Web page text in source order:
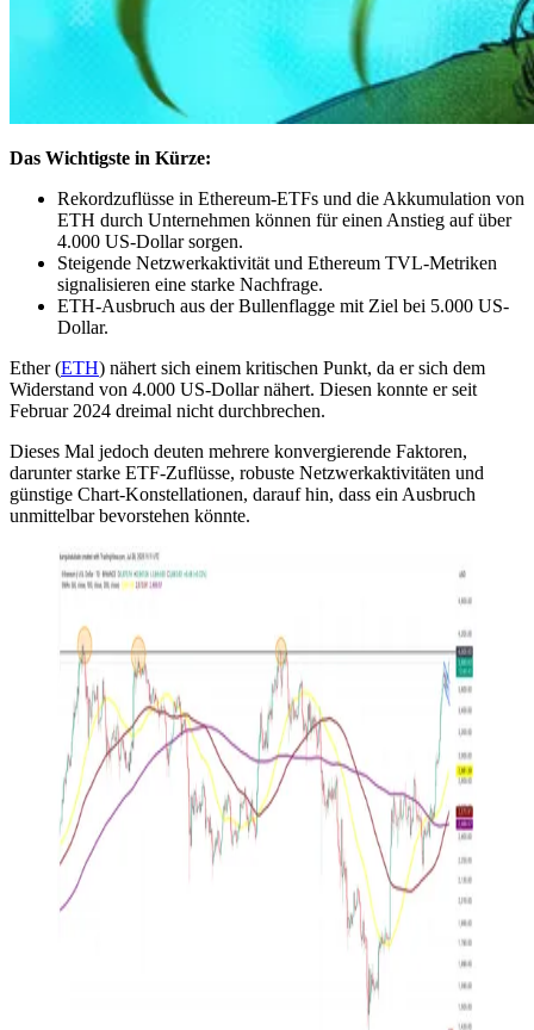
Das Wichtigste in Kürze:
Rekordzuflüsse in Ethereum-ETFs und die Akkumulation von
ETH durch Unternehmen können für einen Anstieg auf über
4.000 US-Dollar sorgen.
Steigende Netzwerkaktivität und Ethereum TVL-Metriken
signalisieren eine starke Nachfrage.
ETH-Ausbruch aus der Bullenflagge mit Ziel bei 5.000 US-
Dollar.
Ether (ETH) nähert sich einem kritischen Punkt, da er sich dem
Widerstand von 4.000 US-Dollar nähert. Diesen konnte er seit
Februar 2024 dreimal nicht durchbrechen.
Dieses Mal jedoch deuten mehrere konvergierende Faktoren,
darunter starke ETF-Zuflüsse, robuste Netzwerkaktivitäten und
günstige Chart-Konstellationen, darauf hin, dass ein Ausbruch
unmittelbar bevorstehen könnte.